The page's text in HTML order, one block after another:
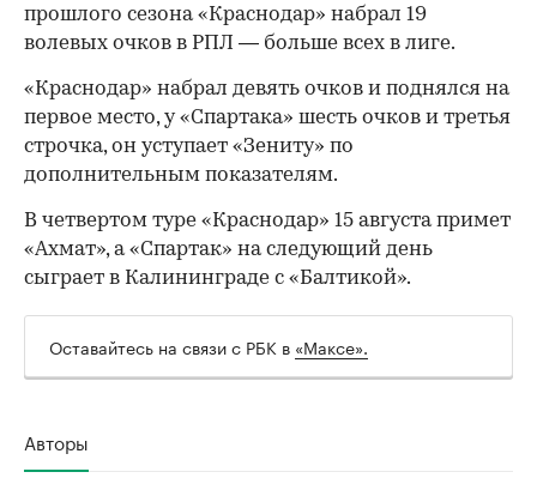
00:00 / 00:00
прошлого сезона «Краснодар» набрал 19
волевых очков в РПЛ — больше всех в лиге.
«Краснодар» набрал девять очков и поднялся на
первое место, у «Спартака» шесть очков и третья
строчка, он уступает «Зениту» по
дополнительным показателям.
В четвертом туре «Краснодар» 15 августа примет
«Ахмат», а «Спартак» на следующий день
сыграет в Калининграде с «Балтикой».
Оставайтесь на связи с РБК в «Максе».
Авторы